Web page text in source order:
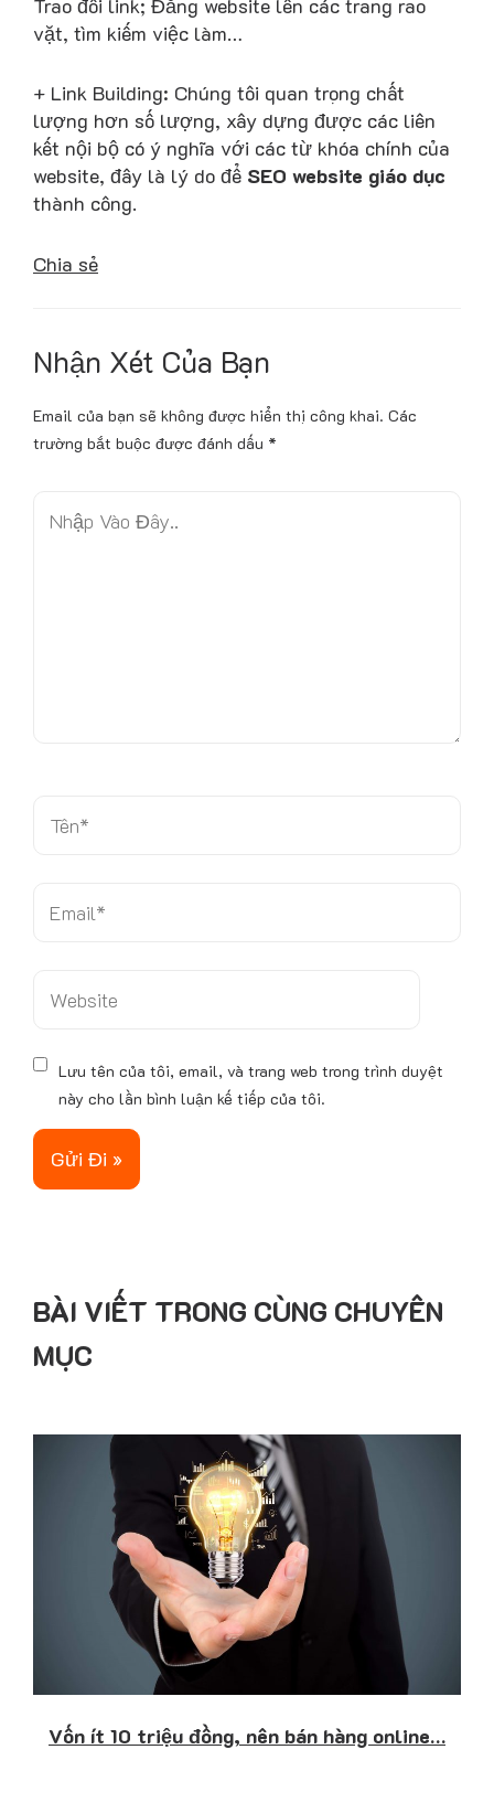
Trao đổi link; Đăng website lên các trang rao
vặt, tìm kiếm việc làm…
+ Link Building: Chúng tôi quan trọng chất
lượng hơn số lượng, xây dựng được các liên
kết nội bộ có ý nghĩa với các từ khóa chính của
website, đây là lý do để SEO website giáo dục
thành công.
Chia sẻ
Nhận Xét Của Bạn
Email của bạn sẽ không được hiển thị công khai. Các
trường bắt buộc được đánh dấu *
s
Lưu tên của tôi, email, và trang web trong trình duyệt
này cho lần bình luận kế tiếp của tôi.
BÀI VIẾT TRONG CÙNG CHUYÊN
MỤC
Vốn ít 10 triệu đồng, nên bán hàng online…